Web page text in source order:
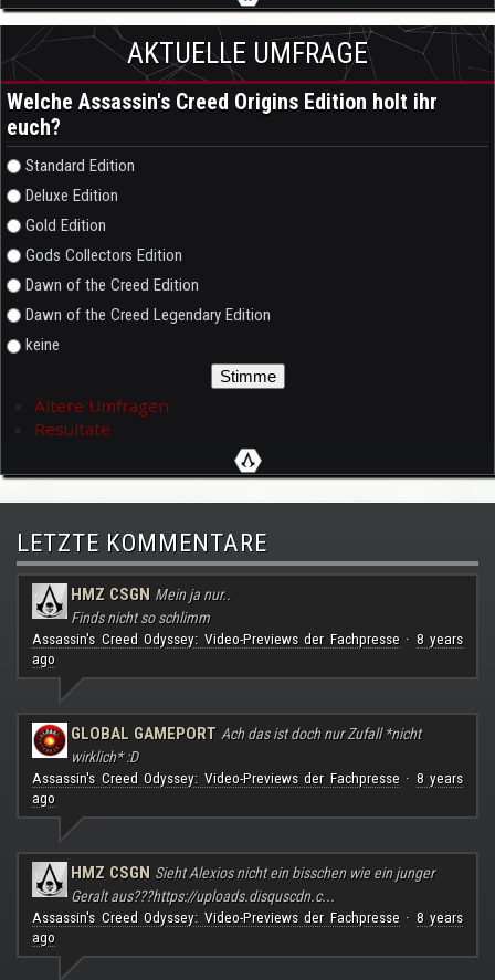
AKTUELLE UMFRAGE
Welche Assassin's Creed Origins Edition holt ihr
euch?
Auswahlmöglichkeiten
Standard Edition
Deluxe Edition
Gold Edition
Gods Collectors Edition
Dawn of the Creed Edition
Dawn of the Creed Legendary Edition
keine
Ältere Umfragen
Resultate
LETZTE KOMMENTARE
HMZ CSGN Mein ja nur..
Finds nicht so schlimm
Assassin's Creed Odyssey: Video-Previews der Fachpresse· 8 years
ago
GLOBAL GAMEPORT Ach das ist doch nur Zufall *nicht
wirklich* :D
Assassin's Creed Odyssey: Video-Previews der Fachpresse· 8 years
ago
HMZ CSGN Sieht Alexios nicht ein bisschen wie ein junger
Geralt aus???https://uploads.disquscdn.c...
Assassin's Creed Odyssey: Video-Previews der Fachpresse· 8 years
ago